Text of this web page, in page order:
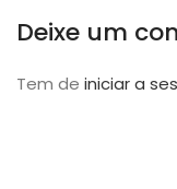
Deixe um
Tem de iniciar a